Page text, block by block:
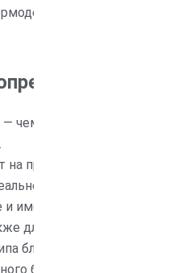
для фасадов и
— чем больше помещение
на прочность,
подходит для
и имеет более
для бань, саун, террас.
блок-хаус или имитации
бревна/бруса.